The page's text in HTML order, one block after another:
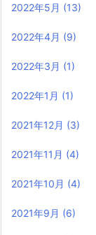
2022年5月 (13)
2022年4月 (9)
2022年3月 (1)
2022年1月 (1)
2021年12月 (3)
2021年11月 (4)
2021年10月 (4)
2021年9月 (6)